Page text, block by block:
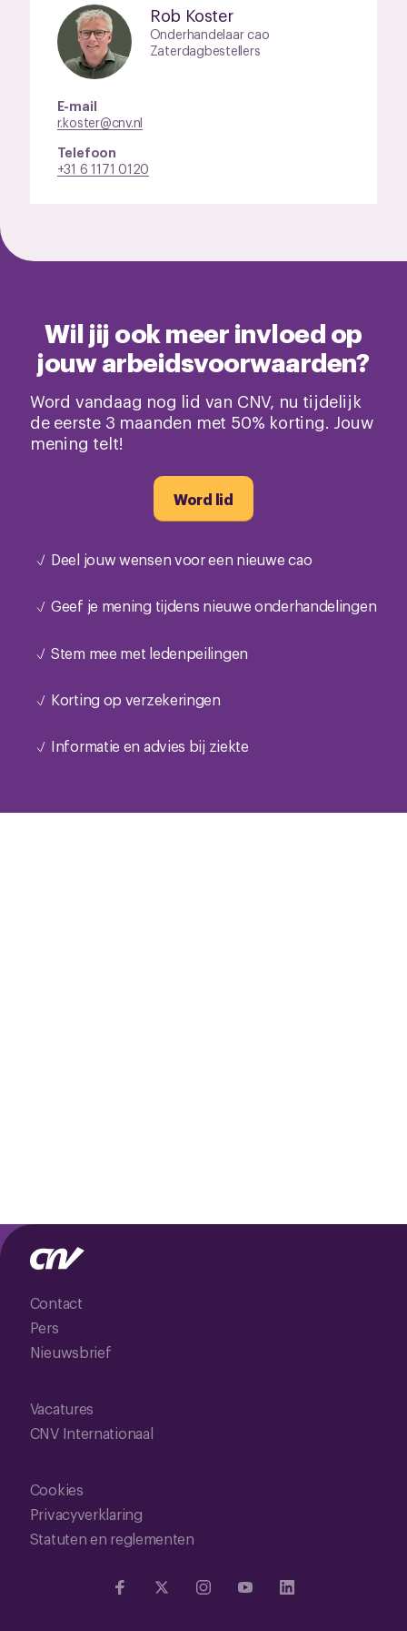
Rob Koster
Onderhandelaar cao
Zaterdagbestellers
E-mail
r.koster@cnv.nl
Telefoon
+31 6 1171 0120
Wil jij ook meer invloed op
jouw arbeidsvoorwaarden?
Word vandaag nog lid van CNV, nu tijdelijk
de eerste 3 maanden met 50% korting. Jouw
mening telt!
Word lid
Deel jouw wensen voor een nieuwe cao
Geef je mening tijdens nieuwe onderhandelingen
Stem mee met ledenpeilingen
Korting op verzekeringen
Informatie en advies bij ziekte
Contact
Pers
Nieuwsbrief
Vacatures
CNV Internationaal
Cookies
Privacyverklaring
Statuten en reglementen